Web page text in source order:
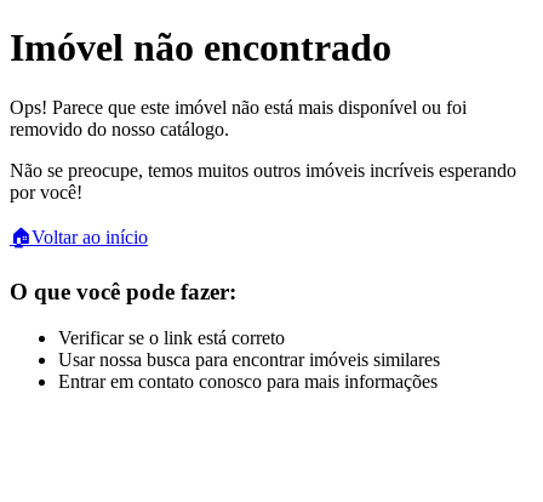
Imóvel não encontrado
Ops! Parece que este imóvel não está mais disponível ou foi
removido do nosso catálogo.
Não se preocupe, temos muitos outros imóveis incríveis esperando
por você!
🏠Voltar ao início
O que você pode fazer:
Verificar se o link está correto
Usar nossa busca para encontrar imóveis similares
Entrar em contato conosco para mais informações